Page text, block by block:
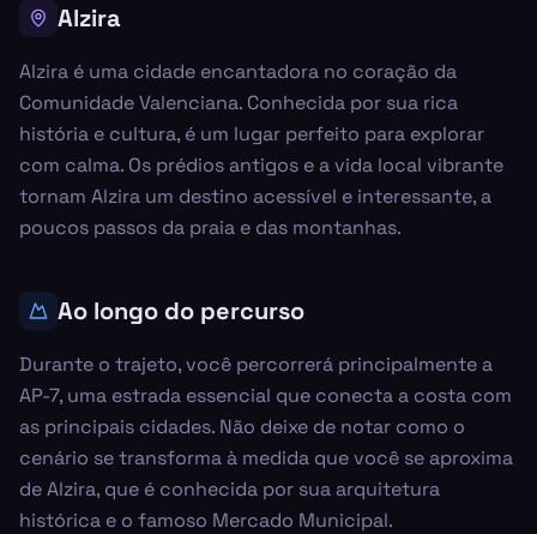
Alzira
Alzira é uma cidade encantadora no coração da
Comunidade Valenciana. Conhecida por sua rica
história e cultura, é um lugar perfeito para explorar
com calma. Os prédios antigos e a vida local vibrante
tornam Alzira um destino acessível e interessante, a
poucos passos da praia e das montanhas.
Ao longo do percurso
Durante o trajeto, você percorrerá principalmente a
AP-7, uma estrada essencial que conecta a costa com
as principais cidades. Não deixe de notar como o
cenário se transforma à medida que você se aproxima
de Alzira, que é conhecida por sua arquitetura
histórica e o famoso Mercado Municipal.